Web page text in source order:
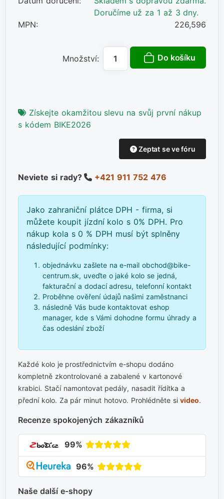
Doručíme už za 1 až 3 dny.
MPN:
226,596
Množství: Do košíku
Získejte okamžitou slevu na svůj první nákup
s kódem BIKE2026
Zeptat se ve fóru
Neviete si rady? +421 911 752 476
Jako zahraniční plátce DPH - firma, si
můžete koupit jízdní kolo s 0% DPH. Pro
nákup kola s 0 % DPH musí být splněny
následující podmínky:
objednávku zašlete na e-mail obchod@bike-
centrum.sk, uveďte o jaké kolo se jedná,
fakturační a dodací adresu, telefonní kontakt
Proběhne ověření údajů našimi zaměstnanci
následně Vás bude kontaktovat eshop
manager, kde s Vámi dohodne formu úhrady a
čas odeslání zboží
Každé kolo je prostřednictvím e-shopu dodáno
kompletně zkontrolované a zabalené v kartonové
krabici. Stačí namontovat pedály, nasadit řídítka a
přední kolo. Za pár minut hotovo. Prohlédněte sivideo.
Recenze spokojených zákazníků
99%
96%
Naše další e-shopy